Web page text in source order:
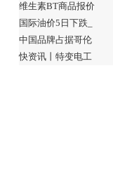
维生素BT商品报价
国际油价5日下跌_
中国品牌占据哥伦
快资讯丨特变电工